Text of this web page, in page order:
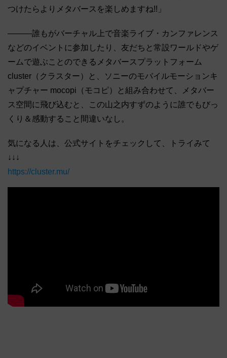
つけたらよりメタバースを楽しめますね!!」
―――誰もがバーチャル上で音楽ライブ・カンファレンス
などのイベントに参加したり、友だちと常設ワールドやゲ
ームで遊ぶことのできるメタバースプラットフォーム
cluster（クラスター）と、ソニーのモバイルモーションキ
ャプチャー mocopi（モコピ）と組み合わせて、メタバー
ス空間に飛び込むと、この山之内すずのように誰でもびっ
くり＆感動すること間違いなし。
気になる人は、公式サイトをチェックして、トライみて
↓↓↓
https://cluster.mu/